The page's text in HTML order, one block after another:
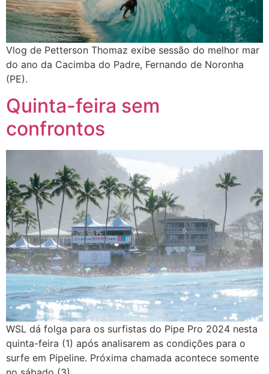
Vlog de Petterson Thomaz exibe sessão do melhor mar
do ano da Cacimba do Padre, Fernando de Noronha
(PE).
Quinta-feira sem
confrontos
WSL dá folga para os surfistas do Pipe Pro 2024 nesta
quinta-feira (1) após analisarem as condições para o
surfe em Pipeline. Próxima chamada acontece somente